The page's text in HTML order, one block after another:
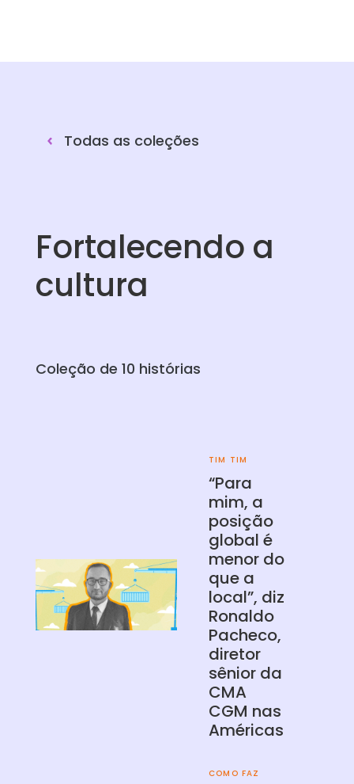
Todas as coleções
Fortalecendo a
cultura
Coleção de 10 histórias
“Para
mim, a
posição
global é
menor do
que a
local”, diz
Ronaldo
Pacheco,
diretor
sênior da
CMA
CGM nas
Américas
TIM TIM
COMO FAZ